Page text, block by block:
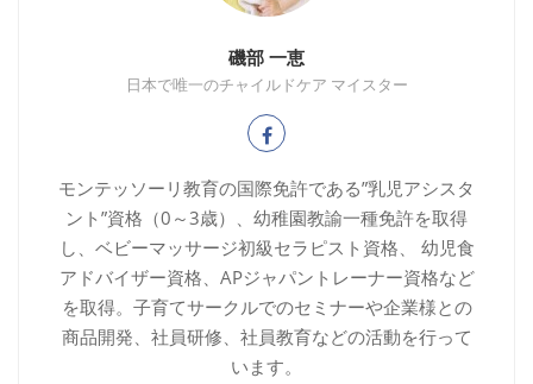
磯部 一恵
日本で唯一のチャイルドケア マイスター
モンテッソーリ教育の国際免許である”乳児アシスタ
ント”資格（0～3歳）、幼稚園教諭一種免許を取得
し、ベビーマッサージ初級セラピスト資格、 幼児食
アドバイザー資格、APジャパントレーナー資格など
を取得。子育てサークルでのセミナーや企業様との
商品開発、社員研修、社員教育などの活動を行って
います。